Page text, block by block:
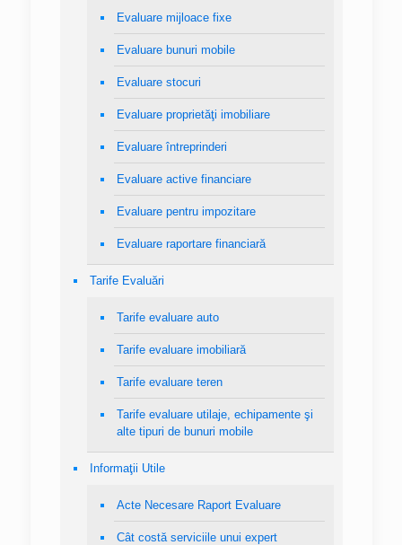
Evaluare mijloace fixe
Evaluare bunuri mobile
Evaluare stocuri
Evaluare proprietăţi imobiliare
Evaluare întreprinderi
Evaluare active financiare
Evaluare pentru impozitare
Evaluare raportare financiară
Tarife Evaluări
Tarife evaluare auto
Tarife evaluare imobiliară
Tarife evaluare teren
Tarife evaluare utilaje, echipamente şi
alte tipuri de bunuri mobile
Informaţii Utile
Acte Necesare Raport Evaluare
Cât costă serviciile unui expert